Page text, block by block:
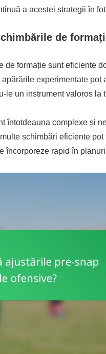
a acestei strategii în
de
de formație sunt eficiente
experimentate pot
le un instrument valoros la
întotdeauna complexe și
schimbări eficiente
încorporeze rapid în